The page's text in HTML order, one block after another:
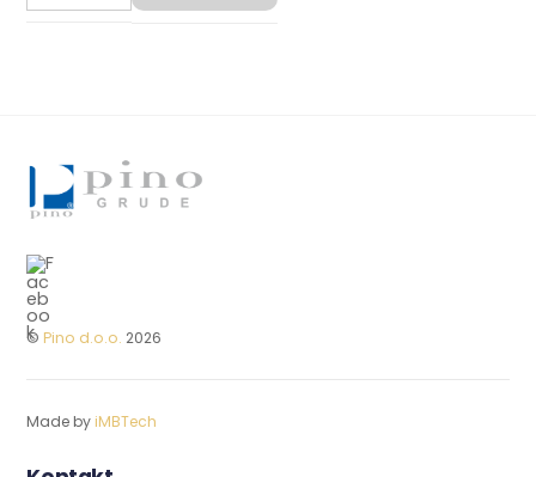
© Pino d.o.o. 2026
Made by iMBTech